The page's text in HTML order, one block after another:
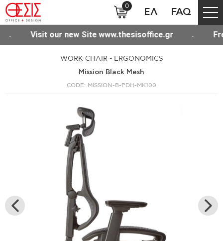
Free shipping for purchases over
WORK CHAIR - ERGONOMICS
Mission Black Mesh
CODE: MISSION-B-PDH-MK100
0
ΕΛ FAQ